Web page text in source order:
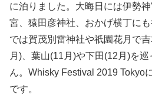
に泊りました。大晦日には伊勢
宮、猿田彦神社、おかげ横丁に
では賀茂別雷神社や祇園花月で
月)、葉山(11月)や下田(12月)を
ん。Whisky Festival 2019 Tokyo
です。